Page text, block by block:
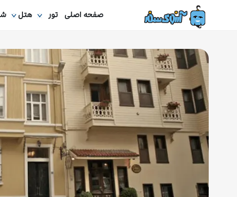
صفحه اصلی تور هتل